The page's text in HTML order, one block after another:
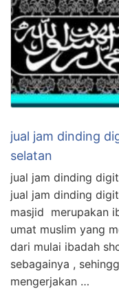
jual jam dinding
selatan
jual jam dinding
jual jam dinding
masjid merupakan
umat muslim yang
dari mulai ibadah
sebagainya ,
mengerjakan …